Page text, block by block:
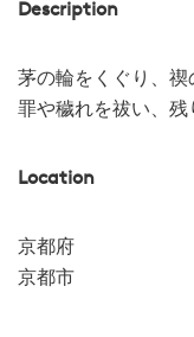
Description
茅の輪をくぐり、
罪や穢れを祓い、残
Location
京都府
京都市